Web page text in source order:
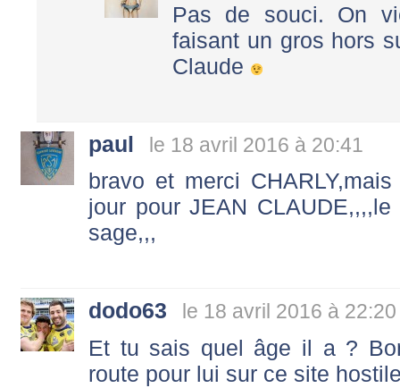
Pas de souci. On
faisant un gros hors
Claude
paul le 18 avril 2016 à 20:41
bravo et merci
jour pour JEAN
sage,,,
dodo63 le 18 avril 2016 à 22:20
Et tu sais quel âge il a ?
route pour lui sur ce site